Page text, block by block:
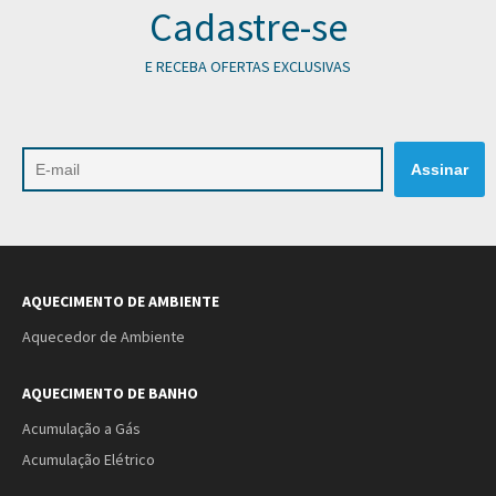
Cadastre-se
E RECEBA OFERTAS EXCLUSIVAS
AQUECIMENTO DE AMBIENTE
Aquecedor de Ambiente
AQUECIMENTO DE BANHO
Acumulação a Gás
Acumulação Elétrico